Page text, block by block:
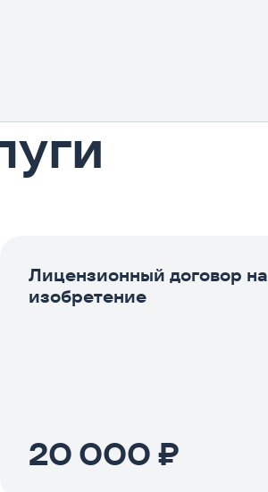
Лицензионный договор на
изобретение
20 000 ₽